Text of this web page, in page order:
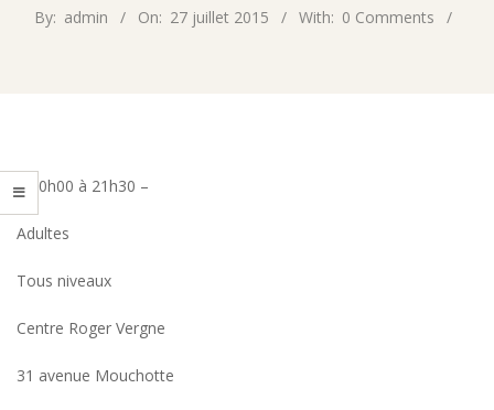
By: admin On: 27 juillet 2015 With: 0 Comments
– 20h00 à 21h30 –
Adultes
Tous niveaux
Centre Roger Vergne
31 avenue Mouchotte